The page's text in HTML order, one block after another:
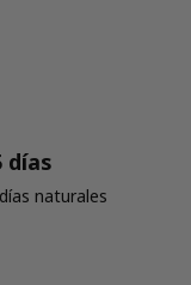
días
naturales